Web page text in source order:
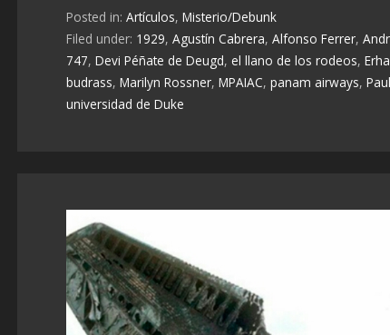
Posted in: Artículos, Misterio/Debunk
Filed under: 1929, Agustín Cabrera, Alfonso Ferrer,
747, Devi Péñate de Deugd, el llano de los rodeos,
budrass, Marilyn Rossner, MPAIAC, panam airways,
universidad de Duke